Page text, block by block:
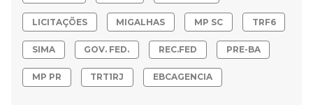
LICITAÇÕES MIGALHAS MP SC TRF6
SIMA GOV. FED. REC.FED PRE-BA
MP PR TRT1RJ EBCAGENCIA